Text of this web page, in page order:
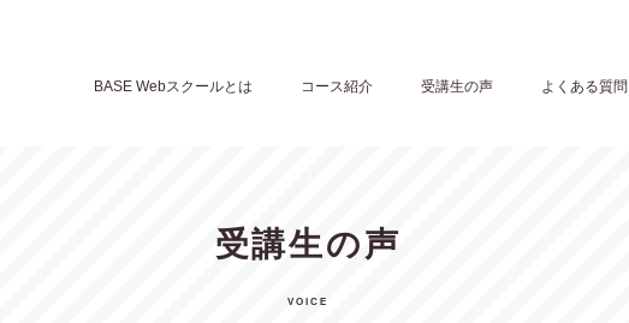
BASE Webスクールとは コース紹介 受講生の声 よくある質問
受講生の声